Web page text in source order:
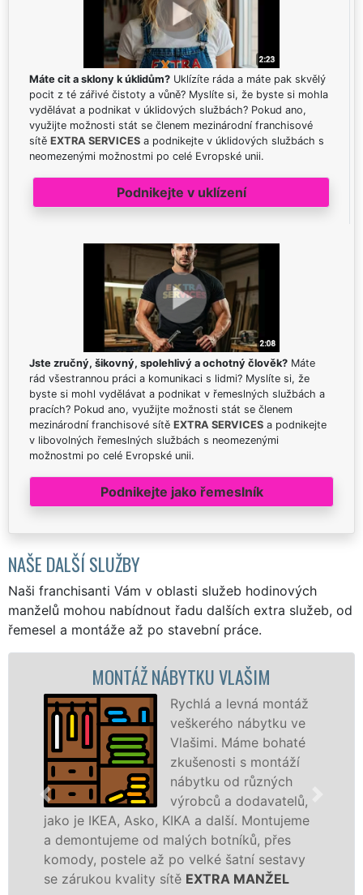
Máte cit a sklony k úklidům? Uklízíte ráda a máte pak skvělý
pocit z té zářivé čistoty a vůně? Myslíte si, že byste si mohla
vydělávat a podnikat v úklidových službách? Pokud ano,
využijte možnosti stát se členem mezinárodní franchisové
sítě EXTRA SERVICES a podnikejte v úklidových službách s
neomezenými možnostmi po celé Evropské unii.
Podnikejte v uklízení
Jste zručný, šikovný, spolehlivý a ochotný člověk? Máte
rád všestrannou práci a komunikaci s lidmi? Myslíte si, že
byste si mohl vydělávat a podnikat v řemeslných službách a
pracích? Pokud ano, využijte možnosti stát se členem
mezinárodní franchisové sítě EXTRA SERVICES a podnikejte
v libovolných řemeslných službách s neomezenými
možnostmi po celé Evropské unii.
Podnikejte jako řemeslník
NAŠE DALŠÍ SLUŽBY
Naši franchisanti Vám v oblasti služeb hodinových
manželů mohou nabídnout řadu dalších extra služeb, od
řemesel a montáže až po stavební práce.
MONTÁŽ NÁBYTKU VLAŠIM
Rychlá a levná montáž
veškerého nábytku ve
Vlašimi. Máme bohaté
zkušenosti s montáží
nábytku od různých
výrobců a dodavatelů,
jako je IKEA, Asko, KIKA a další. Montujeme
a demontujeme od malých botníků, přes
komody, postele až po velké šatní sestavy
se zárukou kvality sítě EXTRA MANŽEL